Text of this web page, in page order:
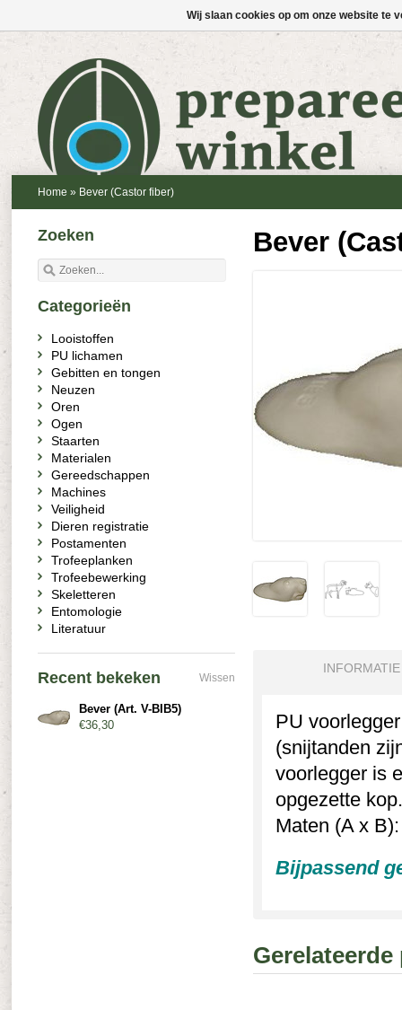
Home » Bever (Castor fiber)
Bever
INFORMATIE
PU
(snijtanden
voorlegger is
opgezette kop.
Maten (A x
Bijpassend
Zoeken
Categorieën
Looistoffen
PU lichamen
Gebitten en tongen
Neuzen
Oren
Ogen
Staarten
Materialen
Gereedschappen
Machines
Veiligheid
Dieren registratie
Postamenten
Trofeeplanken
Trofeebewerking
Skeletteren
Entomologie
Literatuur
Recent bekeken Wissen
Bever (Art. V-BIB5)
€36,30
Wij slaan cookies op om onze website te